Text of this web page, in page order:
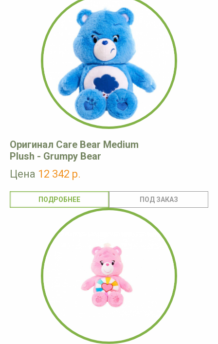
Оригинал Care Bear Medium
Plush - Grumpy Bear
Цена 12 342 р.
ПОДРОБНЕЕ